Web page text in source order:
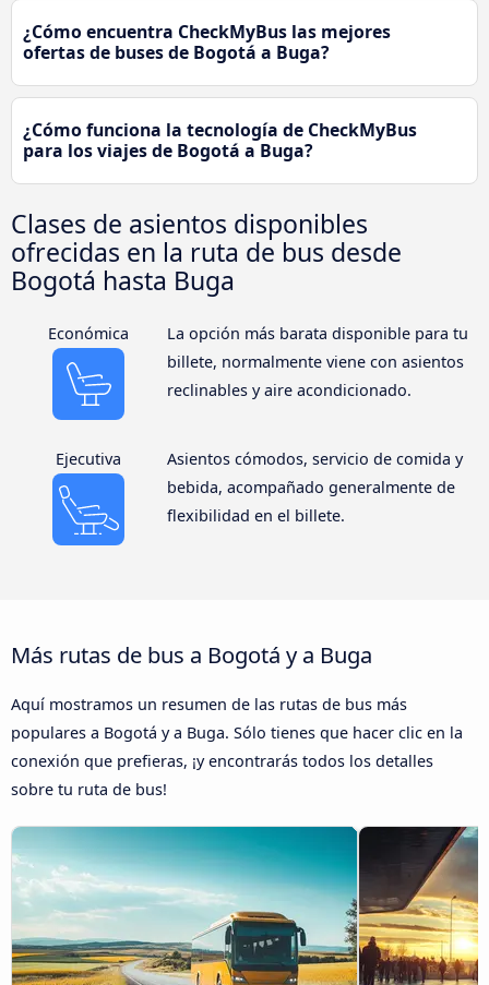
¿Cómo encuentra CheckMyBus las mejores
ofertas de buses de Bogotá a Buga?
¿Cómo funciona la tecnología de CheckMyBus
para los viajes de Bogotá a Buga?
Clases de asientos disponibles
ofrecidas en la ruta de bus desde
Bogotá hasta Buga
Económica
La opción más barata disponible para tu
billete, normalmente viene con asientos
reclinables y aire acondicionado.
Ejecutiva
Asientos cómodos, servicio de comida y
bebida, acompañado generalmente de
flexibilidad en el billete.
Más rutas de bus a Bogotá y a Buga
Aquí mostramos un resumen de las rutas de bus más
populares a Bogotá y a Buga. Sólo tienes que hacer clic en la
conexión que prefieras, ¡y encontrarás todos los detalles
sobre tu ruta de bus!